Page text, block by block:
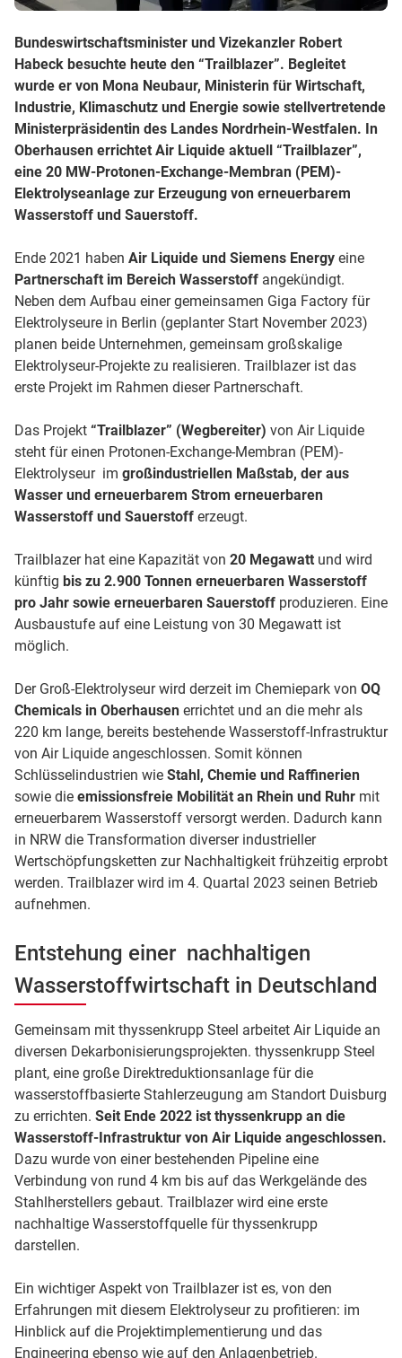
Bundeswirtschaftsminister und Vizekanzler Robert
Habeck besuchte heute den “Trailblazer”. Begleitet
wurde er von Mona Neubaur, Ministerin für Wirtschaft,
Industrie, Klimaschutz und Energie sowie stellvertretende
Ministerpräsidentin des Landes Nordrhein-Westfalen. In
Oberhausen errichtet Air Liquide aktuell “Trailblazer”,
eine 20 MW-Protonen-Exchange-Membran (PEM)-
Elektrolyseanlage zur Erzeugung von erneuerbarem
Wasserstoff und Sauerstoff.
Ende 2021 haben Air Liquide und Siemens Energy eine
Partnerschaft im Bereich Wasserstoff angekündigt.
Neben dem Aufbau einer gemeinsamen Giga Factory für
Elektrolyseure in Berlin (geplanter Start November 2023)
planen beide Unternehmen, gemeinsam großskalige
Elektrolyseur-Projekte zu realisieren. Trailblazer ist das
erste Projekt im Rahmen dieser Partnerschaft.
Das Projekt “Trailblazer” (Wegbereiter) von Air Liquide
steht für einen Protonen-Exchange-Membran (PEM)-
Elektrolyseur im großindustriellen Maßstab, der aus
Wasser und erneuerbarem Strom erneuerbaren
Wasserstoff und Sauerstoff erzeugt.
Trailblazer hat eine Kapazität von 20 Megawatt und wird
künftig bis zu 2.900 Tonnen erneuerbaren Wasserstoff
pro Jahr sowie erneuerbaren Sauerstoff produzieren. Eine
Ausbaustufe auf eine Leistung von 30 Megawatt ist
möglich.
Der Groß-Elektrolyseur wird derzeit im Chemiepark von OQ
Chemicals in Oberhausen errichtet und an die mehr als
220 km lange, bereits bestehende Wasserstoff-Infrastruktur
von Air Liquide angeschlossen. Somit können
Schlüsselindustrien wie Stahl, Chemie und Raffinerien
sowie die emissionsfreie Mobilität an Rhein und Ruhr mit
erneuerbarem Wasserstoff versorgt werden. Dadurch kann
in NRW die Transformation diverser industrieller
Wertschöpfungsketten zur Nachhaltigkeit frühzeitig erprobt
werden. Trailblazer wird im 4. Quartal 2023 seinen Betrieb
aufnehmen.
Entstehung einer nachhaltigen
Wasserstoffwirtschaft in Deutschland
Gemeinsam mit thyssenkrupp Steel arbeitet Air Liquide an
diversen Dekarbonisierungsprojekten. thyssenkrupp Steel
plant, eine große Direktreduktionsanlage für die
wasserstoffbasierte Stahlerzeugung am Standort Duisburg
zu errichten. Seit Ende 2022 ist thyssenkrupp an die
Wasserstoff-Infrastruktur von Air Liquide angeschlossen.
Dazu wurde von einer bestehenden Pipeline eine
Verbindung von rund 4 km bis auf das Werkgelände des
Stahlherstellers gebaut. Trailblazer wird eine erste
nachhaltige Wasserstoffquelle für thyssenkrupp
darstellen.
Ein wichtiger Aspekt von Trailblazer ist es, von den
Erfahrungen mit diesem Elektrolyseur zu profitieren: im
Hinblick auf die Projektimplementierung und das
Engineering ebenso wie auf den Anlagenbetrieb.